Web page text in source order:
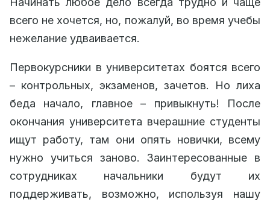
всего не хочется, но, пожалуй, во время учебы
нежелание удваивается.
Первокурсники в университетах боятся всего
– контрольных, экзаменов, зачетов. Но лиха
беда начало, главное – привыкнуть! После
окончания университета вчерашние студенты
ищут работу, там они опять новички, всему
нужно учиться заново. Заинтересованные в
сотрудниках начальники будут их
поддерживать, возможно, используя нашу